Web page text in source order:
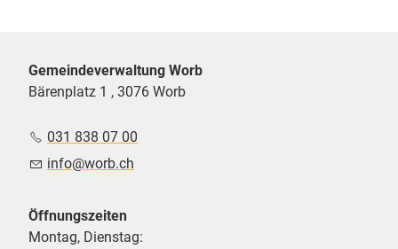
Gemeindeverwaltung Worb
Bärenplatz 1 , 3076 Worb
031 838 07 00
nf
w rb ch
Öffnungszeiten
Montag, Dienstag: